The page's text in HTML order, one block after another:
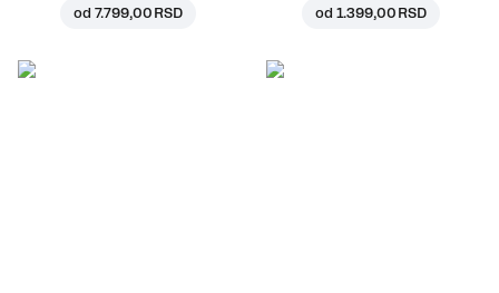
od 7.799,00 RSD od 1.399,00 RSD